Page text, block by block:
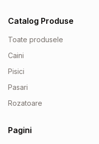
Catalog Produse
Toate produsele
Caini
Pisici
Pasari
Rozatoare
Pagini